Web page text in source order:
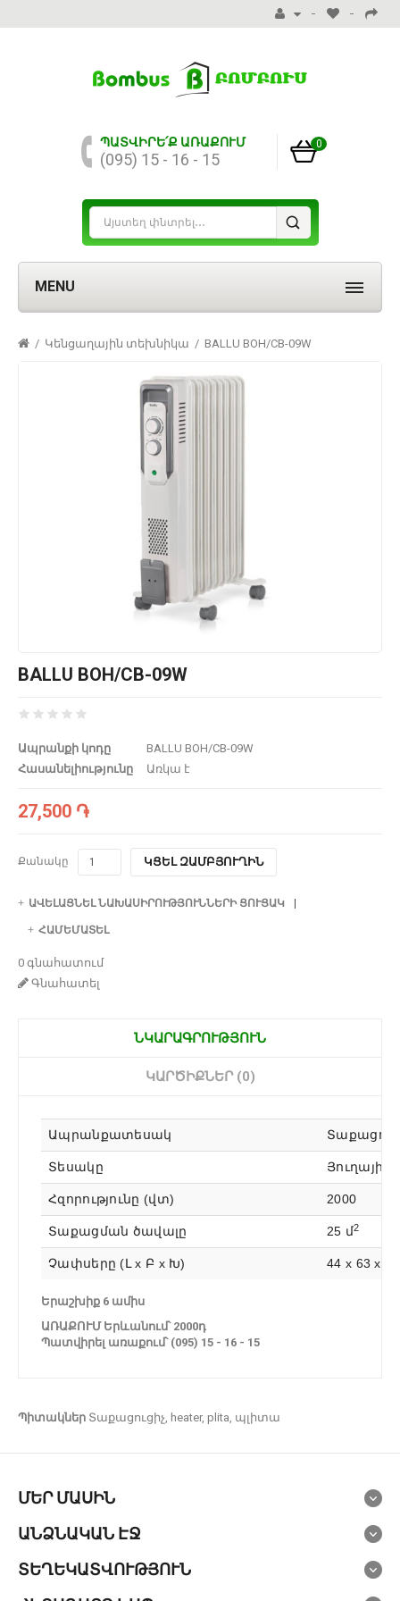
0
ՊԱՏՎԻՐԵ՛Ք ԱՌԱՔՈՒՄ
(095) 15 - 16 - 15
MENU
Կենցաղային տեխնիկա BALLU BOH/CB-09W
BALLU BOH/CB-09W
Ապրանքի կոդը
BALLU BOH/CB-09W
Հասանելիությունը
Առկա է
27,500 ֏
Քանակը ԿՑԵԼ ԶԱՄԲՅՈՒՂԻՆ
ԱՎԵԼԱՑՆԵԼ ՆԱԽԱՍԻՐՈՒԹՅՈՒՆՆԵՐԻ ՑՈՒՑԱԿ
ՀԱՄԵՄԱՏԵԼ
0 գնահատում
Գնահատել
ՆԿԱՐԱԳՐՈՒԹՅՈՒՆ
ԿԱՐԾԻՔՆԵՐ (0)
Ապրանքատեսակ
Տեսակը Յուղային
Հզորությունը (վտ) 2000
Տաքացման ծավալը 25 մ2
Չափսերը (Լ x Բ x Խ) 44 x 63 x
Երաշխիք 6 ամիս
ԱՌԱՔՈՒՄ Երևանում՝ 2000դ
Պատվիրել առաքում՝ (095) 15 - 16 - 15
Պիտակներ Տաքացուցիչ heater, plita պլիտա
ՄԵՐ ՄԱՍԻՆ
ԱՆՁՆԱԿԱՆ ԷՋ
ՏԵՂԵԿԱՏՎՈՒԹՅՈՒՆ